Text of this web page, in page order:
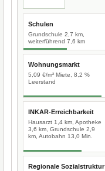
Schulen
Grundschule 2,7 km,
weiterführend 7,6 km
Wohnungsmarkt
5,09 €/m² Miete, 8,2 %
Leerstand
INKAR-Erreichbarkeit
Hausarzt 1,4 km, Apotheke
3,6 km, Grundschule 2,9
km, Autobahn 13,0 Min.
Regionale Sozialstruktur